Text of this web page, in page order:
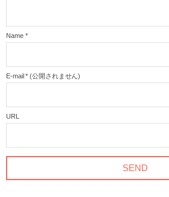
Name *
E-mail * (公開されません)
URL